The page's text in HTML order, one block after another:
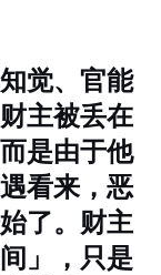
觉、官能
财主被丢在
是由于他
看来，恶
了。 财主
」，只是